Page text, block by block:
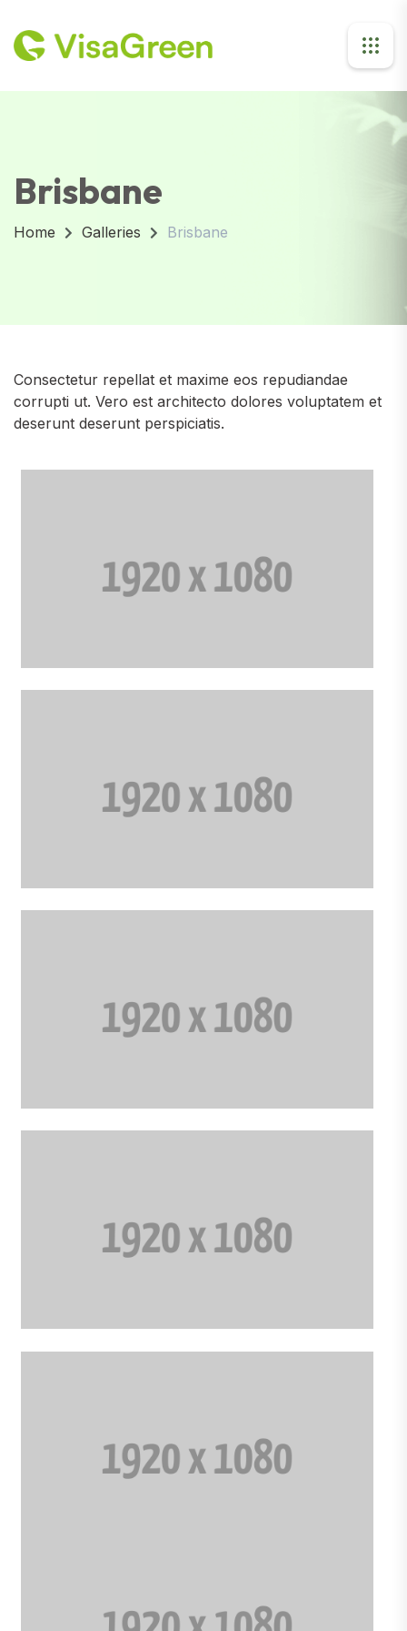
Brisbane
Home Galleries Brisbane
Consectetur repellat et maxime eos repudiandae
corrupti ut. Vero est architecto dolores voluptatem et
deserunt deserunt perspiciatis.